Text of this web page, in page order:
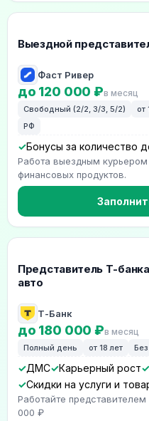
Выездной
Фаст Ривер
до 120 000 ₽в месяц
Свободный (2/2, 3/3, 5/2) от
РФ
Бонусы за количество
Работа выездным
финансовых продуктов.
Представитель Т-
авто
Т-Банк
до 180 000 ₽в месяц
Полный день от 18 лет
ДМС Карьерный рост
Скидки на услуги и
Работайте
000 ₽